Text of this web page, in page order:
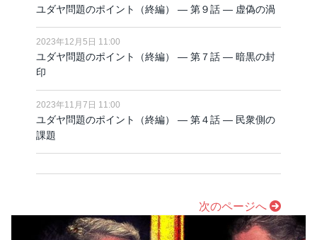
ユダヤ問題のポイント（終編） ― 第９話 ― 虚偽の渦
2023年12月5日 11:00
ユダヤ問題のポイント（終編） ― 第７話 ― 暗黒の封
印
2023年11月7日 11:00
ユダヤ問題のポイント（終編） ― 第４話 ― 民衆側の
課題
次のページへ